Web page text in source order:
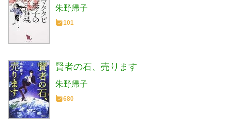
朱野帰子
101
賢者の石、売ります
朱野帰子
680